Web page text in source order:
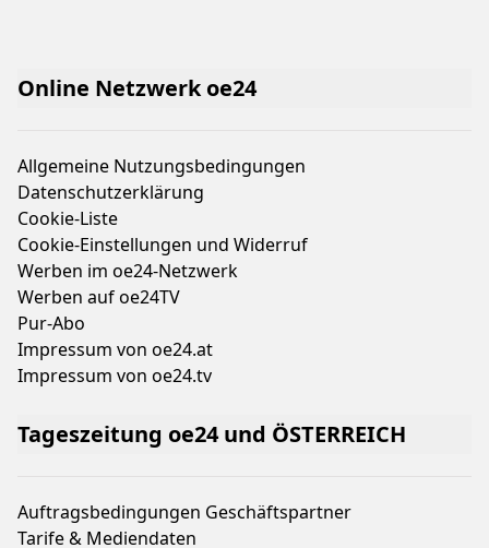
Online Netzwerk oe24
Allgemeine Nutzungsbedingungen
Datenschutzerklärung
Cookie-Liste
Cookie-Einstellungen und Widerruf
Werben im oe24-Netzwerk
Werben auf oe24TV
Pur-Abo
Impressum von oe24.at
Impressum von oe24.tv
Tageszeitung oe24 und ÖSTERREICH
Auftragsbedingungen Geschäftspartner
Tarife & Mediendaten